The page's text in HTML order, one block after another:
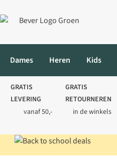
Dames Heren Kids
GRATIS
LEVERING
vanaf 50,-
GRATIS
RETOURNEREN
in de winkels